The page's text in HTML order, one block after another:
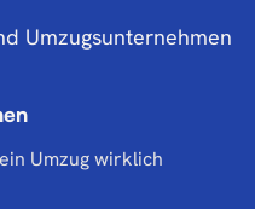
Umzugsunternehmen
Umzug wirklich